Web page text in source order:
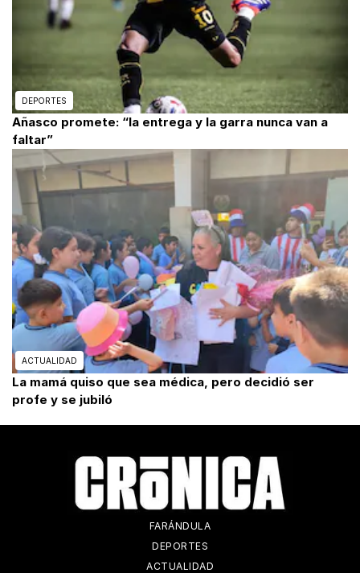
DEPORTES
Añasco promete: “la entrega y la garra nunca van a
faltar”
ACTUALIDAD
La mamá quiso que sea médica, pero decidió ser
profe y se jubiló
FARÁNDULA
DEPORTES
ACTUALIDAD